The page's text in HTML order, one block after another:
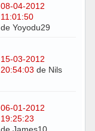
08-04-2012
11:01:50
de Yoyodu29
15-03-2012
20:54:03 de Nils
06-01-2012
19:25:23
de James10